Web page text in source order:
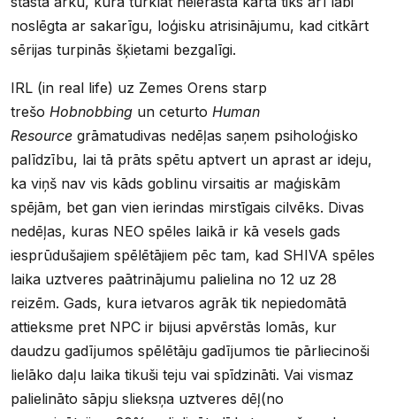
noslēgta ar sakarīgu, loģisku atrisinājumu, kad citkārt
sērijas turpinās šķietami bezgalīgi.
IRL (in real life) uz Zemes Orens starp
trešo Hobnobbing un ceturto Human
Resource grāmatudivas nedēļas saņem psiholoģisko
palīdzību, lai tā prāts spētu aptvert un aprast ar ideju,
ka viņš nav vis kāds goblinu virsaitis ar maģiskām
spējām, bet gan vien ierindas mirstīgais cilvēks. Divas
nedēļas, kuras NEO spēles laikā ir kā vesels gads
iesprūdušajiem spēlētājiem pēc tam, kad SHIVA spēles
laika uztveres paātrinājumu palielina no 12 uz 28
reizēm. Gads, kura ietvaros agrāk tik nepiedomātā
attieksme pret NPC ir bijusi apvērstās lomās, kur
daudzu gadījumos spēlētāju gadījumos tie pārliecinoši
lielāko daļu laika tikuši teju vai spīdzināti. Vai vismaz
palielināto sāpju slieksņa uztveres dēļ(no